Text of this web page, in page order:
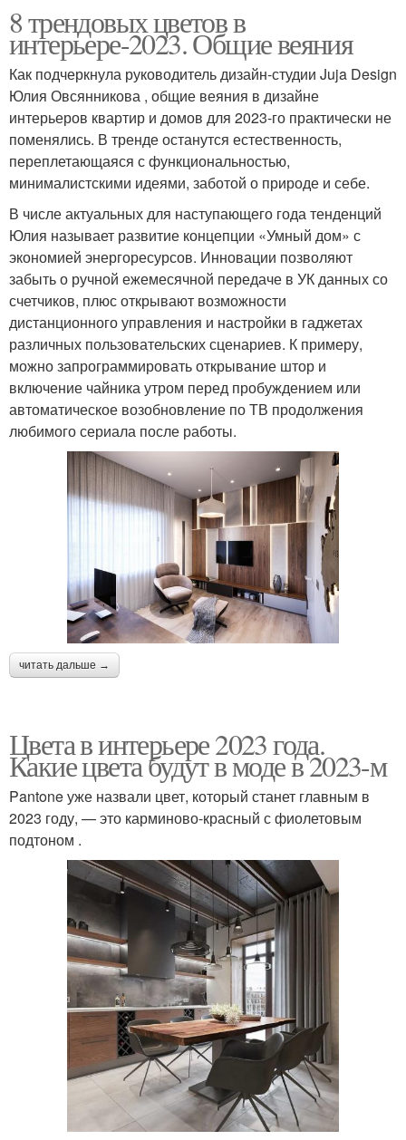
8 трендовых цветов в
интерьере-2023. Общие веяния
Как подчеркнула руководитель дизайн-студии Juja Design
Юлия Овсянникова , общие веяния в дизайне
интерьеров квартир и домов для 2023-го практически не
поменялись. В тренде останутся естественность,
переплетающаяся с функциональностью,
минималистскими идеями, заботой о природе и себе.
В числе актуальных для наступающего года тенденций
Юлия называет развитие концепции «Умный дом» с
экономией энергоресурсов. Инновации позволяют
забыть о ручной ежемесячной передаче в УК данных со
счетчиков, плюс открывают возможности
дистанционного управления и настройки в гаджетах
различных пользовательских сценариев. К примеру,
можно запрограммировать открывание штор и
включение чайника утром перед пробуждением или
автоматическое возобновление по ТВ продолжения
любимого сериала после работы.
читать дальше →
Цвета в интерьере 2023 года.
Какие цвета будут в моде в 2023-м
Pantone уже назвали цвет, который станет главным в
2023 году, — это карминово-красный с фиолетовым
подтоном .